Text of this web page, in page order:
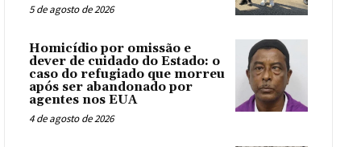
5 de agosto de 2026
Homicídio por omissão e
dever de cuidado do Estado: o
caso do refugiado que morreu
após ser abandonado por
agentes nos EUA
4 de agosto de 2026